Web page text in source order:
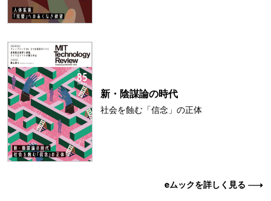
新・陰謀論の時代
社会を蝕む「信念」の正体
eムックを詳しく見る